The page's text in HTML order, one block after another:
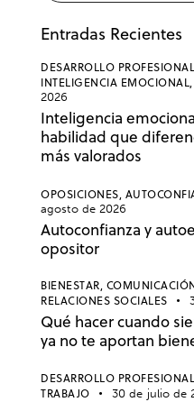
Entradas Recientes
DESARROLLO
INTELIGENCIA EMOCIONAL,
2026
Inteligencia
habilidad que
más valorados
OPOSICIONES,
agosto de 2026
Autoconfianza y
opositor
BIENESTAR,
RELACIONES SOCIALES
Qué hacer cuando
ya no te aportan
DESARROLLO
TRABAJO
30 de julio de